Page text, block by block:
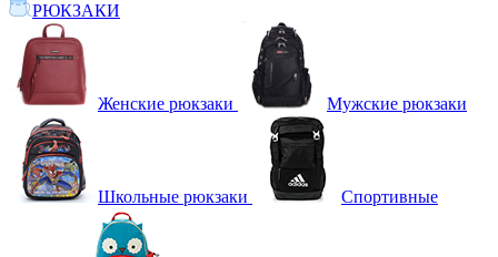
РЮКЗАКИ
Женские рюкзаки Мужские рюкзаки
Школьные рюкзаки Спортивные